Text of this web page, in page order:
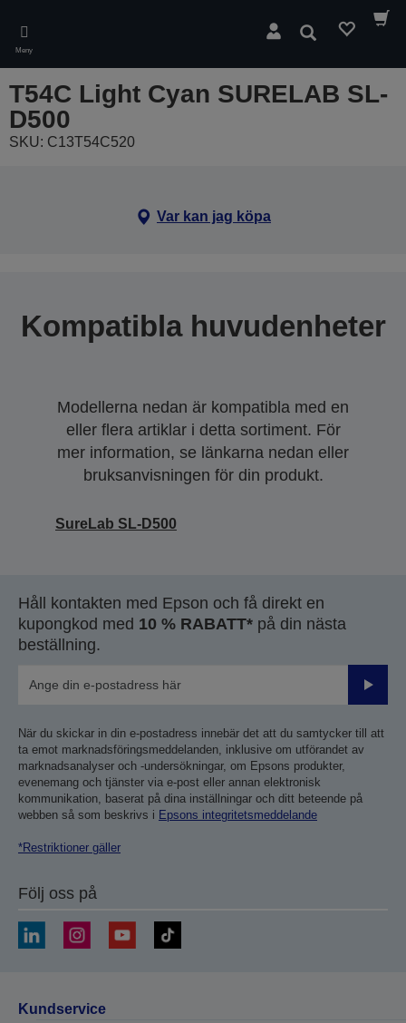
main
content
Meny
Sök
T54C Light Cyan SURELAB SL-
D500
SKU: C13T54C520
Var kan jag köpa
Kompatibla huvudenheter
Modellerna nedan är kompatibla med en
eller flera artiklar i detta sortiment. För
mer information, se länkarna nedan eller
bruksanvisningen för din produkt.
SureLab SL-D500
Håll kontakten med Epson och få direkt en
kupongkod med 10 % RABATT* på din nästa
beställning.
Skicka
När du skickar in din e-postadress innebär det att du samtycker till att
ta emot marknadsföringsmeddelanden, inklusive om utförandet av
marknadsanalyser och -undersökningar, om Epsons produkter,
evenemang och tjänster via e-post eller annan elektronisk
kommunikation, baserat på dina inställningar och ditt beteende på
webben så som beskrivs i Epsons integritetsmeddelande
*Restriktioner gäller
Följ oss på
Kundservice